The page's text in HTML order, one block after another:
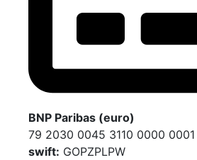
BNP Paribas (euro)
79 2030 0045 3110 0000 0001
swift: GOPZPLPW